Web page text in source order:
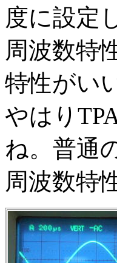
度に設定
周波数特
特性がい
やはり
ね。普通
周波数特